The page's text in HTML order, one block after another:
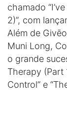
chamado
2)”, com
Além de
Muni Long,
o grande
Therapy (Part
Control” e